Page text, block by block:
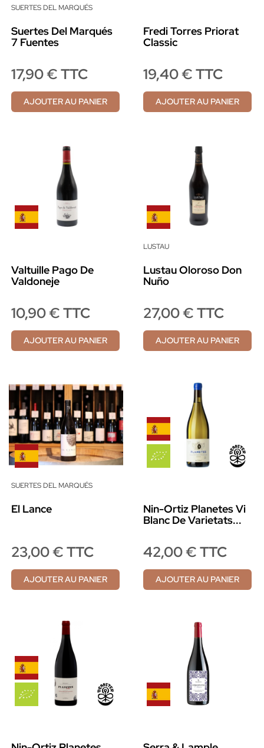
SUERTES DEL MARQUÉS
Suertes Del Marqués
7 Fuentes
17,90 € TTC
AJOUTER AU PANIER
Fredi Torres Priorat
Classic
19,40 € TTC
AJOUTER AU PANIER
Valtuille Pago De
Valdoneje
10,90 € TTC
AJOUTER AU PANIER
LUSTAU
Lustau Oloroso Don
Nuño
27,00 € TTC
AJOUTER AU PANIER
SUERTES DEL MARQUÉS
El Lance
23,00 € TTC
AJOUTER AU PANIER
Nin-Ortiz Planetes Vi
Blanc De Varietats...
42,00 € TTC
AJOUTER AU PANIER